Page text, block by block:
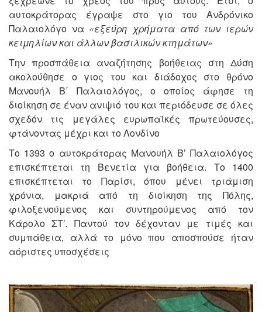
αυτοκράτορας έγραψε στο γιο του Ανδρόνικο
Παλαιολόγο να «εξεύρη χρήματα από των ιερών
κειμηλίων και άλλων βασιλικών κτημάτων»
Την προσπάθεια αναζήτησης βοήθειας στη Δύση
ακολούθησε ο γιος του και διάδοχος στο θρόνο
Μανουήλ Β΄ Παλαιολόγος, ο οποίος άφησε τη
διοίκηση σε έναν ανιψιό του και περιόδευσε σε όλες
σχεδόν τις μεγάλες ευρωπαϊκές πρωτεύουσες,
φτάνοντας μέχρι και το Λονδίνο
Το 1393 ο αυτοκράτορας Μανουήλ Β’ Παλαιολόγος
επισκέπτεται τη Βενετία για βοήθεια. Το 1400
επισκέπτεται το Παρίσι, όπου μένει τριάμιση
χρόνια, μακριά από τη διοίκηση της Πόλης,
φιλοξενούμενος και συντηρούμενος από τον
Κάρολο ΣΤ’. Παντού τον δέχονταν με τιμές και
συμπάθεια, αλλά το μόνο που αποσπούσε ήταν
αόριστες υποσχέσεις